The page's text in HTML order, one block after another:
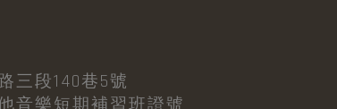
三段140巷5號